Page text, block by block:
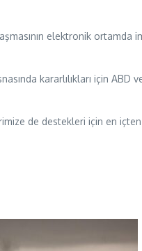
elektronik
kararlılıkları için ABD
de destekleri için en içten